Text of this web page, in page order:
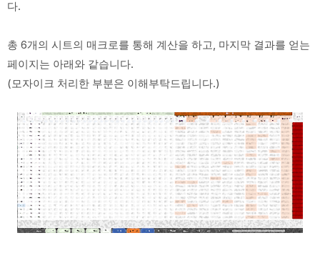
다.
총 6개의 시트의 매크로를 통해 계산을 하고, 마지막 결과를 얻는
페이지는 아래와 같습니다.
(모자이크 처리한 부분은 이해부탁드립니다.)